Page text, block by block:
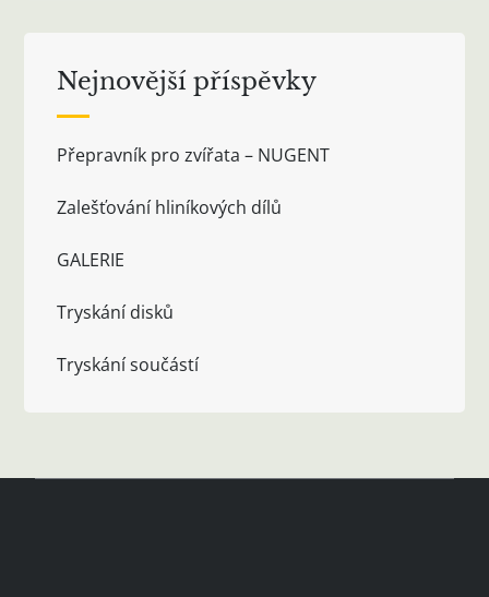
Nejnovější příspěvky
Přepravník pro zvířata – NUGENT
Zalešťování hliníkových dílů
GALERIE
Tryskání disků
Tryskání součástí